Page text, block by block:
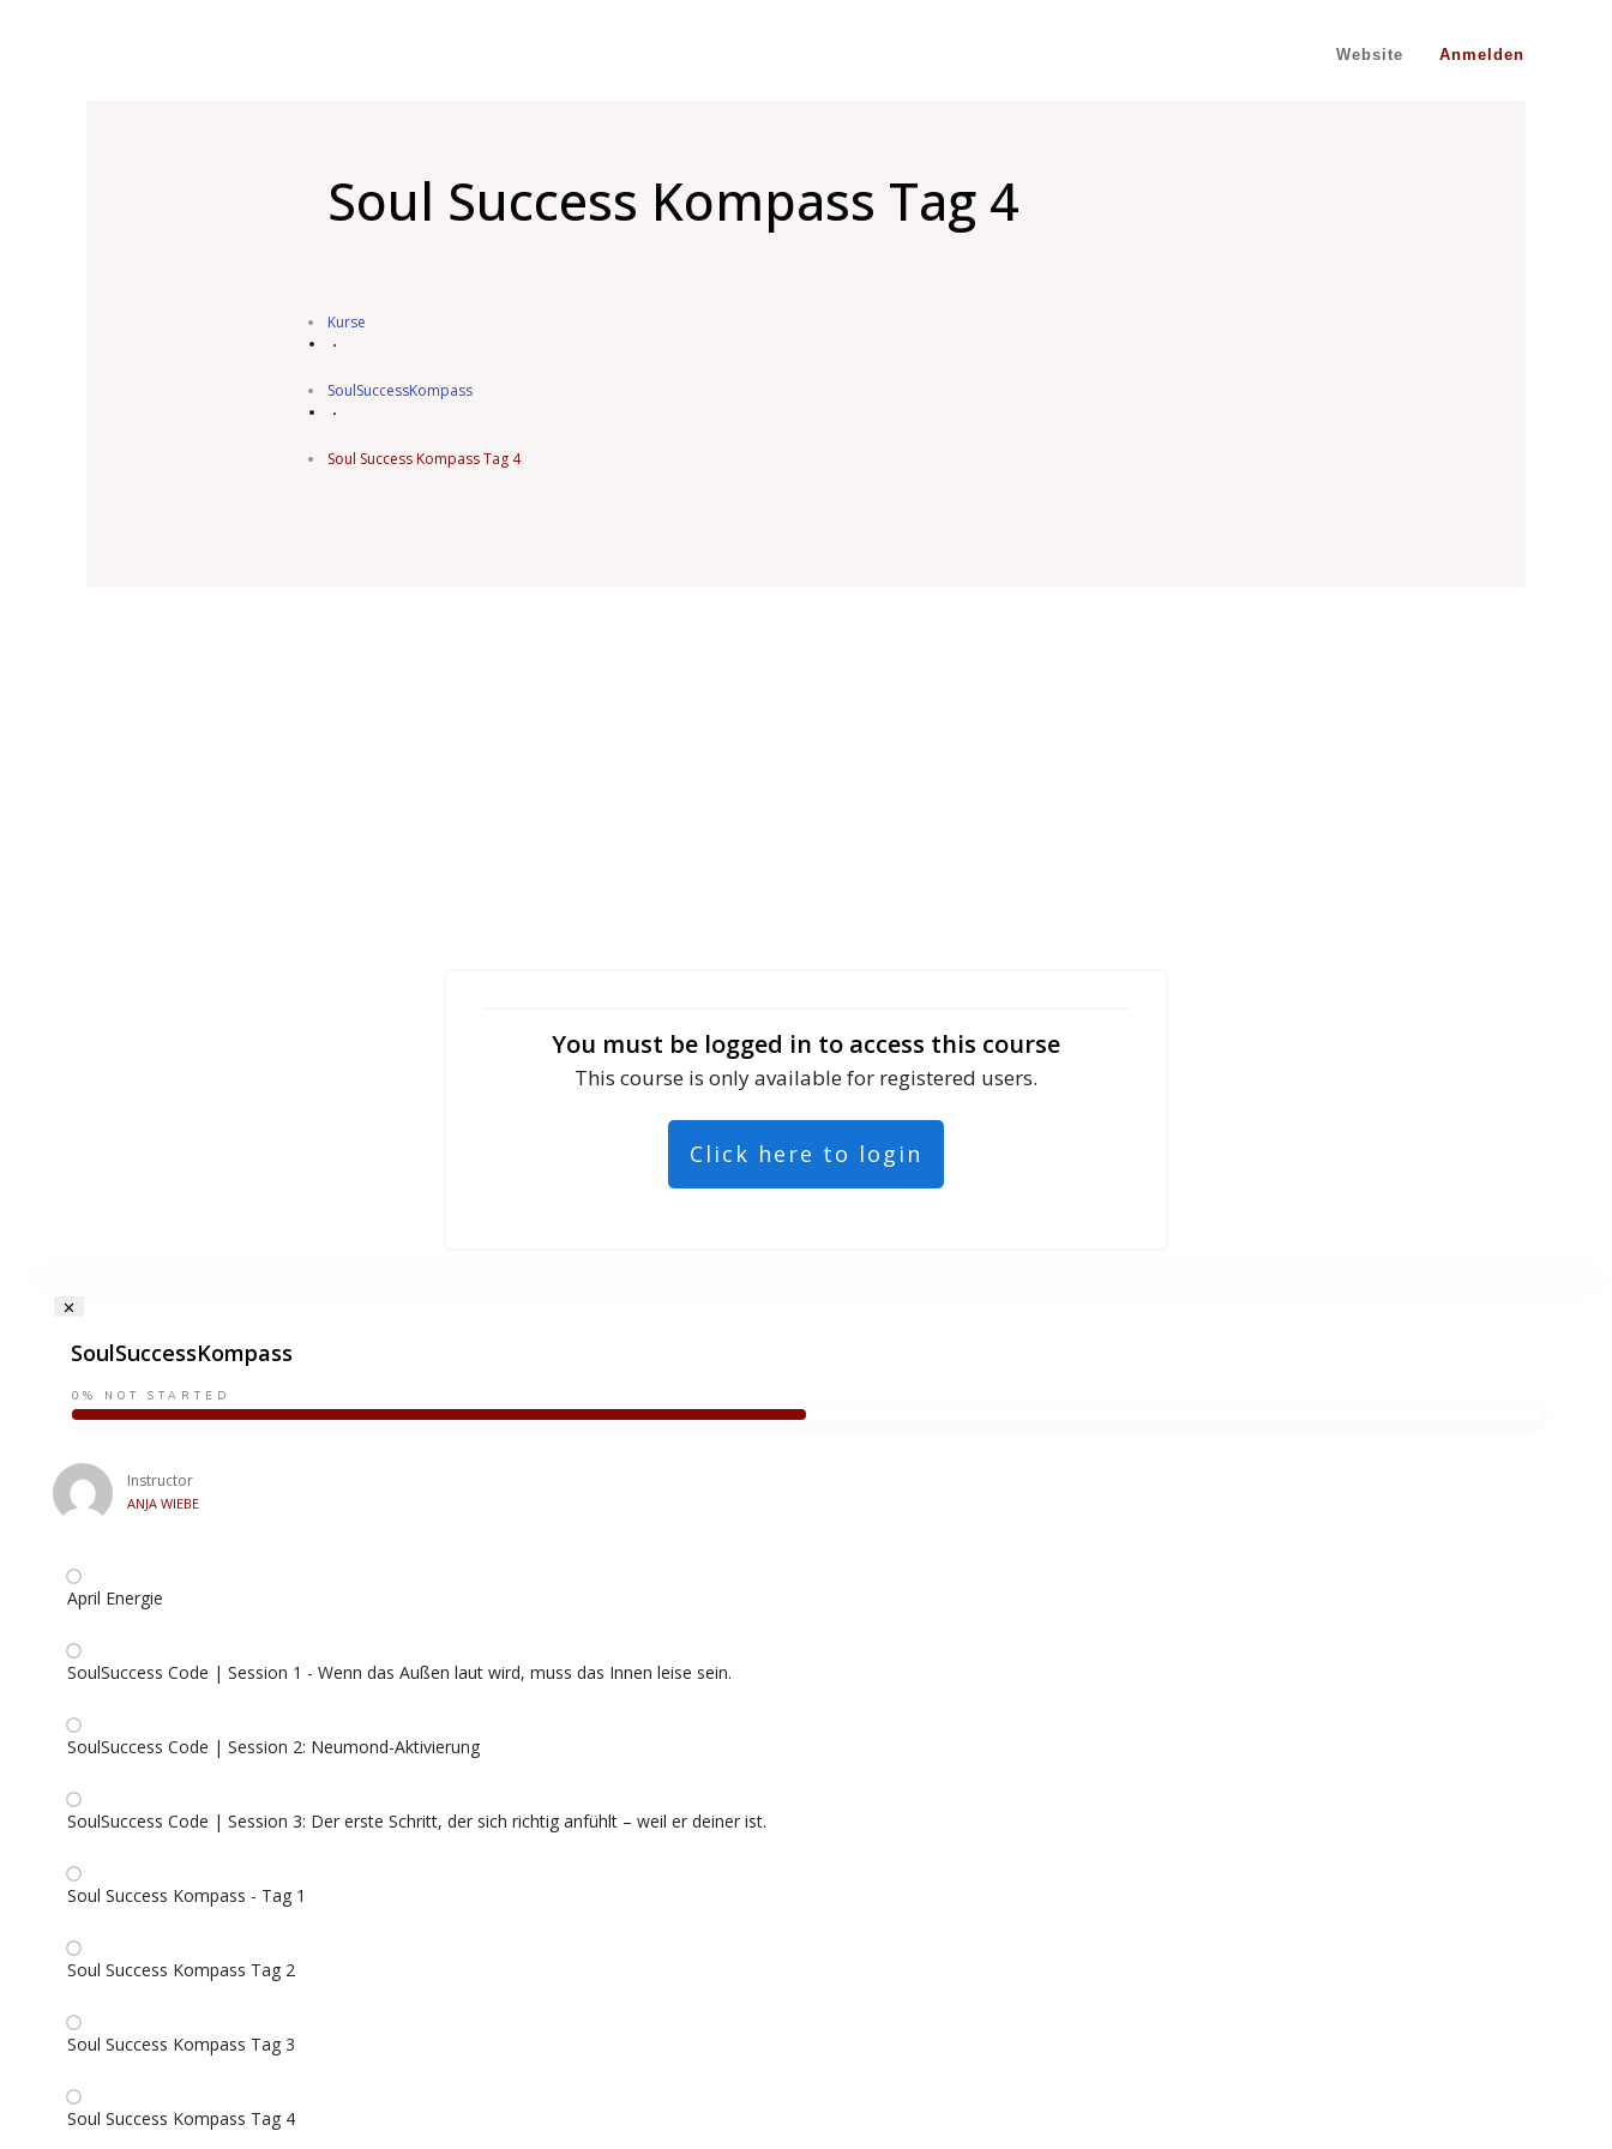
Website Anmelden
Soul Success Kompass Tag 4
Kurse
SoulSuccessKompass
Soul Success Kompass Tag 4
You must be logged in to access this course
This course is only available for registered users.
Click here to login
SoulSuccessKompass
0% NOT STARTED
Instructor
ANJA WIEBE
April Energie
SoulSuccess Code | Session 1 - Wenn das Außen laut wird, muss das Innen leise sein.
SoulSuccess Code | Session 2: Neumond-Aktivierung
SoulSuccess Code | Session 3: Der erste Schritt, der sich richtig anfühlt – weil er deiner ist.
Soul Success Kompass - Tag 1
Soul Success Kompass Tag 2
Soul Success Kompass Tag 3
Soul Success Kompass Tag 4